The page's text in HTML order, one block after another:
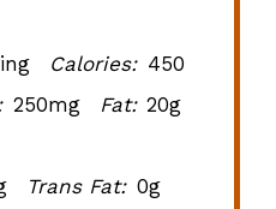
Calories: 450
250mg Fat: 20g
Trans Fat: 0g